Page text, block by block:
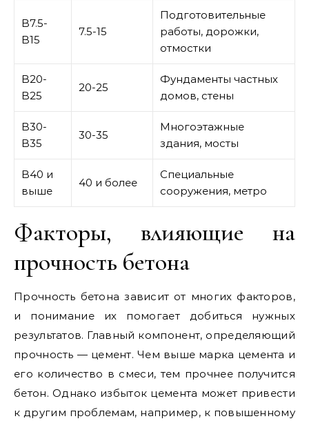
B7.5-
B15
7.5-15
Подготовительные
работы, дорожки,
отмостки
B20-
B25
20-25
Фундаменты частных
домов, стены
B30-
B35
30-35
Многоэтажные
здания, мосты
B40 и
выше
40 и более
Специальные
сооружения, метро
Факторы, влияющие на
прочность бетона
Прочность бетона зависит от многих факторов,
и понимание их помогает добиться нужных
результатов. Главный компонент, определяющий
прочность — цемент. Чем выше марка цемента и
его количество в смеси, тем прочнее получится
бетон. Однако избыток цемента может привести
к другим проблемам, например, к повышенному